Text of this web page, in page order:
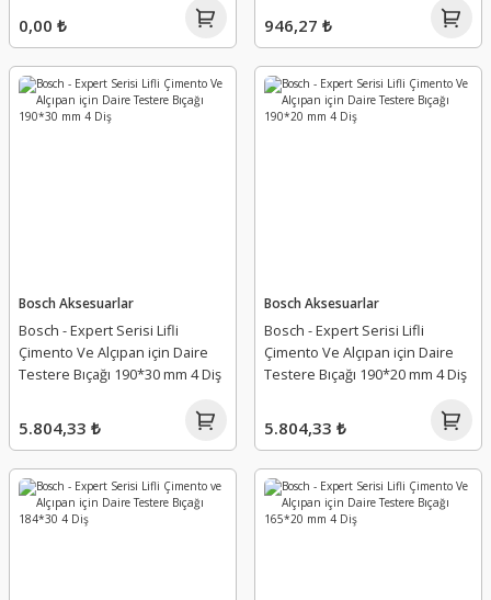
0,00 ₺ 946,27 ₺
Bosch Aksesuarlar
Bosch - Expert Serisi Lifli
Çimento Ve Alçıpan için Daire
Testere Bıçağı 190*30 mm 4 Diş
5.804,33 ₺
Bosch Aksesuarlar
Bosch - Expert Serisi Lifli
Çimento Ve Alçıpan için Daire
Testere Bıçağı 190*20 mm 4 Diş
5.804,33 ₺